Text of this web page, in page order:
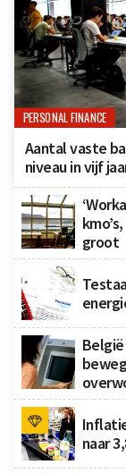
PERSONAL FINANCE
Aantal vaste
niveau in vijf
groot
naar